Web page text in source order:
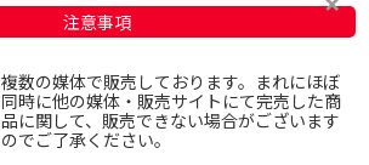
注意事項
複数の媒体で販売しております。まれにほぼ
同時に他の媒体・販売サイトにて完売した商
品に関して、販売できない場合がございます
のでご了承ください。